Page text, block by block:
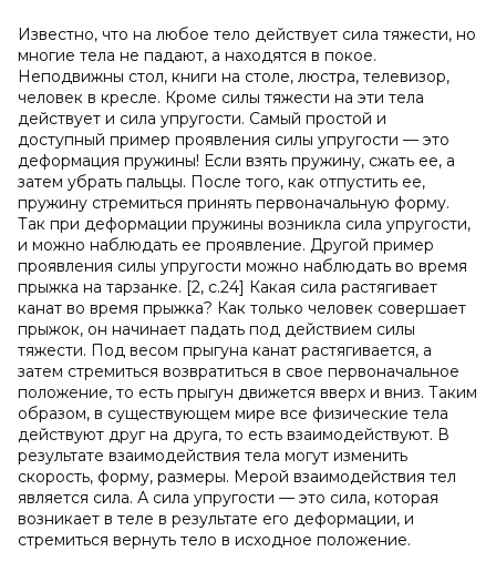
Известно, что на любое тело действует сила тяжести, но
многие тела не падают, а находятся в покое.
Неподвижны стол, книги на столе, люстра, телевизор,
человек в кресле. Кроме силы тяжести на эти тела
действует и сила упругости. Самый простой и
доступный пример проявления силы упругости — это
деформация пружины! Если взять пружину, сжать ее, а
затем убрать пальцы. После того, как отпустить ее,
пружину стремиться принять первоначальную форму.
Так при деформации пружины возникла сила упругости,
и можно наблюдать ее проявление. Другой пример
проявления силы упругости можно наблюдать во время
прыжка на тарзанке. [2, с.24] Какая сила растягивает
канат во время прыжка? Как только человек совершает
прыжок, он начинает падать под действием силы
тяжести. Под весом прыгуна канат растягивается, а
затем стремиться возвратиться в свое первоначальное
положение, то есть прыгун движется вверх и вниз. Таким
образом, в существующем мире все физические тела
действуют друг на друга, то есть взаимодействуют. В
результате взаимодействия тела могут изменить
скорость, форму, размеры. Мерой взаимодействия тел
является сила. А сила упругости — это сила, которая
возникает в теле в результате его деформации, и
стремиться вернуть тело в исходное положение.